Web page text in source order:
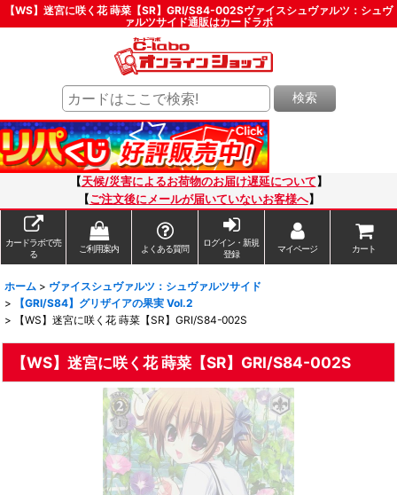
【WS】迷宮に咲く花 蒔菜【SR】GRI/S84-002Sヴァイスシュヴァルツ：シュヴ
ァルツサイド通販はカードラボ
検索
【天候/災害によるお荷物のお届け遅延について 】
【ご注文後にメールが届いていないお客様へ】
カードラボで売
る
ご利用案内 よくある質問
ログイン・新規
登録
マイページ カート
ホーム > ヴァイスシュヴァルツ：シュヴァルツサイド
>
【GRI/S84】グリザイアの果実 Vol.2
>
【WS】迷宮に咲く花 蒔菜【SR】GRI/S84-002S
【WS】迷宮に咲く花 蒔菜【SR】GRI/S84-002S